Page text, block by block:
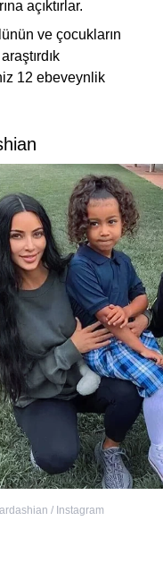
açıktırlar.
ve çocukların
12 ebeveynlik
/ Instagram